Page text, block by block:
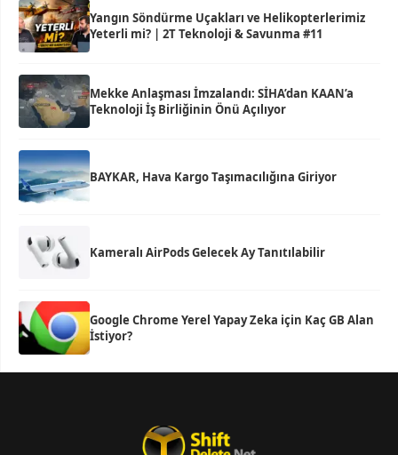
Yangın Söndürme Uçakları ve Helikopterlerimiz
Yeterli mi? | 2T Teknoloji & Savunma #11
Mekke Anlaşması İmzalandı: SİHA’dan KAAN’a
Teknoloji İş Birliğinin Önü Açılıyor
BAYKAR, Hava Kargo Taşımacılığına Giriyor
Kameralı AirPods Gelecek Ay Tanıtılabilir
Google Chrome Yerel Yapay Zeka için Kaç GB Alan
İstiyor?